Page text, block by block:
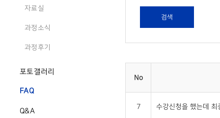
자료실
과정소식
과정후기
포토갤러리
FAQ
Q&A
검색
No
7 수강신청을 했는데 최